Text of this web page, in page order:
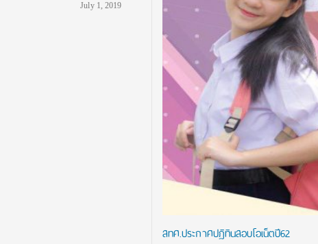
July 1, 2019
สทศ.ประกาศปฎิทินสอบโอเน็ตปี62